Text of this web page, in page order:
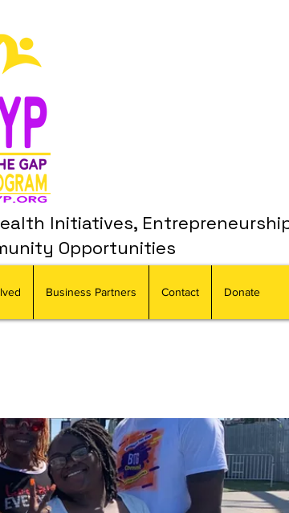
Initiatives,
Opportunities
Business Partners Contact Donate